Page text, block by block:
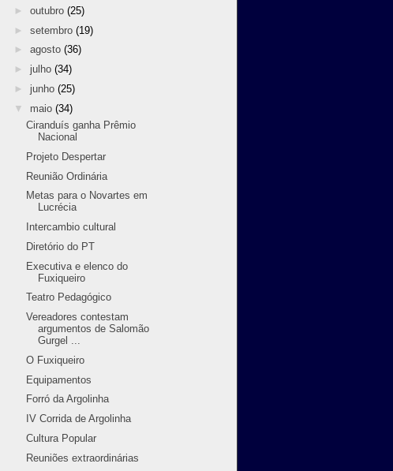
► outubro (25)
► setembro (19)
► agosto (36)
► julho (34)
► junho (25)
▼ maio (34)
Ciranduís ganha Prêmio
Nacional
Projeto Despertar
Reunião Ordinária
Metas para o Novartes em
Lucrécia
Intercambio cultural
Diretório do PT
Executiva e elenco do
Fuxiqueiro
Teatro Pedagógico
Vereadores contestam
argumentos de Salomão
Gurgel ...
O Fuxiqueiro
Equipamentos
Forró da Argolinha
IV Corrida de Argolinha
Cultura Popular
Reuniões extraordinárias